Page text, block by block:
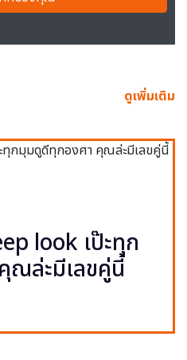
ดูเพิ่มเติม
look เป๊ะทุก
ล่ะมีเลขคู่นี้